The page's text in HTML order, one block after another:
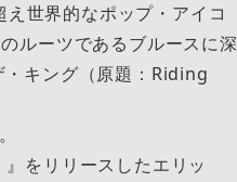
世界的なポップ・アイコ
ルーツであるブルースに深
・キング（原題：Riding
をリリースしたエリッ